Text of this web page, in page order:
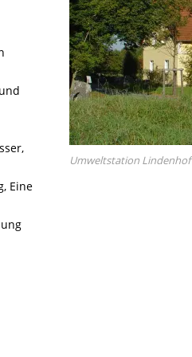
schützen
Horstbetreuer*in
Unternehmenskooperation
Fortbildungen
Umweltstation Lindenhof
Eine